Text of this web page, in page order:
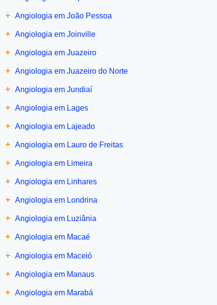
+ Angiologia em João Pessoa
+ Angiologia em Joinville
+ Angiologia em Juazeiro
+ Angiologia em Juazeiro do Norte
+ Angiologia em Jundiaí
+ Angiologia em Lages
+ Angiologia em Lajeado
+ Angiologia em Lauro de Freitas
+ Angiologia em Limeira
+ Angiologia em Linhares
+ Angiologia em Londrina
+ Angiologia em Luziânia
+ Angiologia em Macaé
+ Angiologia em Maceió
+ Angiologia em Manaus
+ Angiologia em Marabá